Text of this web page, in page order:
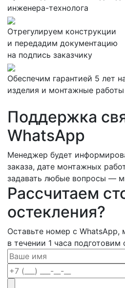
инженера-технолога
Отрегулируем конструкции
и передадим документацию
на подпись заказчику
Обеспечим гарантией 5 лет
изделия и монтажные работы
Поддержка
WhatsApp
Менеджер будет
заказа, дате монтажных
задавать любые вопросы —
Рассчитаем
остекления?
Оставьте номер с
в течении 1 часа подготовим